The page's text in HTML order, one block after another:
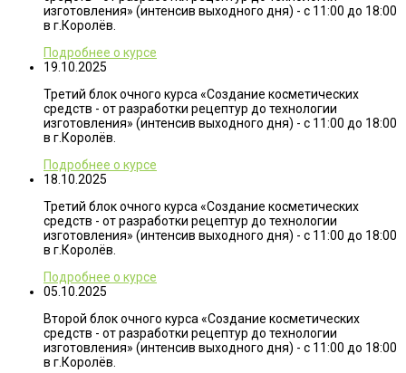
изготовления» (интенсив выходного дня) - с 11:00 до 18:00
в г.Королёв.
Подробнее о курсе
19.10.2025
Третий блок очного курса «Создание косметических
средств - от разработки рецептур до технологии
изготовления» (интенсив выходного дня) - с 11:00 до 18:00
в г.Королёв.
Подробнее о курсе
18.10.2025
Третий блок очного курса «Создание косметических
средств - от разработки рецептур до технологии
изготовления» (интенсив выходного дня) - с 11:00 до 18:00
в г.Королёв.
Подробнее о курсе
05.10.2025
Второй блок очного курса «Создание косметических
средств - от разработки рецептур до технологии
изготовления» (интенсив выходного дня) - с 11:00 до 18:00
в г.Королёв.